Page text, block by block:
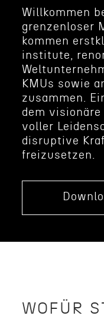
Willkom­men
grenzen­loser
kommen
institute,
KMUs sowie
zusam­men.
dem
voller
disrup­tive
freizusetzen.
WOFÜR